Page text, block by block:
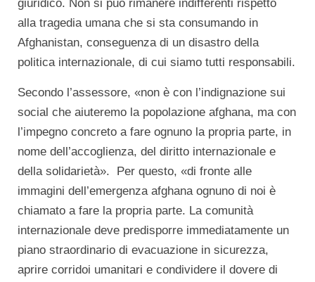
giuridico. Non si può rimanere indifferenti rispetto
alla tragedia umana che si sta consumando in
Afghanistan, conseguenza di un disastro della
politica internazionale, di cui siamo tutti responsabili.
Secondo l’assessore, «non è con l’indignazione sui
social che aiuteremo la popolazione afghana, ma con
l’impegno concreto a fare ognuno la propria parte, in
nome dell’accoglienza, del diritto internazionale e
della solidarietà». Per questo, «di fronte alle
immagini dell’emergenza afghana ognuno di noi è
chiamato a fare la propria parte. La comunità
internazionale deve predisporre immediatamente un
piano straordinario di evacuazione in sicurezza,
aprire corridoi umanitari e condividere il dovere di